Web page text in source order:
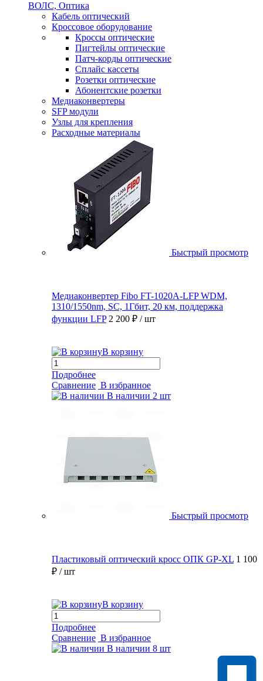
ВОЛС, Оптика
Кабель оптический
Кроссовое оборудование
Кроссы оптические
Пигтейлы оптические
Патч-корды оптические
Сплайс кассеты
Розетки оптические
Абонентские розетки
Медиаконвертеры
SFP модули
Узлы для крепления
Расходные материалы
Быстрый просмотр
Медиаконвертер Fibo FT-1020A-LFP WDM,
1310/1550nm, SC, 1Гбит, 20 км, поддержка
функции LFP 2 200 ₽ / шт
В корзину
Подробнее
Сравнение В избранное
В наличии 2 шт
Быстрый просмотр
Пластиковый оптический кросс ОПК GP-XL 1 100
₽ / шт
В корзину
Подробнее
Сравнение В избранное
В наличии 8 шт